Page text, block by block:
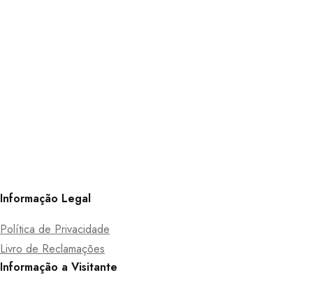
Informação Legal
Política de Privacidade
Livro de Reclamações
Informação a Visitante